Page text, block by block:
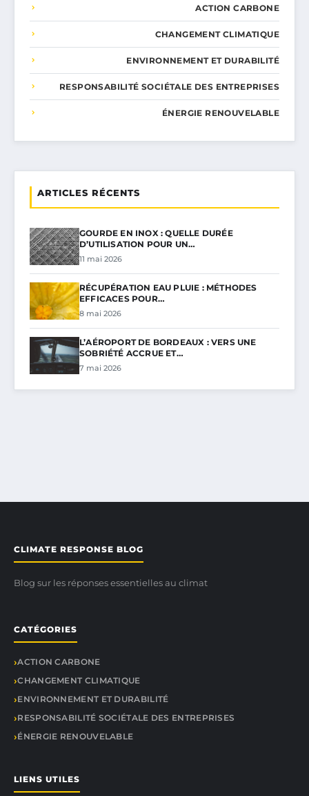
ACTION CARBONE
CHANGEMENT CLIMATIQUE
ENVIRONNEMENT ET DURABILITÉ
RESPONSABILITÉ SOCIÉTALE DES ENTREPRISES
ÉNERGIE RENOUVELABLE
ARTICLES RÉCENTS
GOURDE EN INOX : QUELLE DURÉE
D’UTILISATION POUR UN…
11 mai 2026
RÉCUPÉRATION EAU PLUIE : MÉTHODES
EFFICACES POUR…
8 mai 2026
L’AÉROPORT DE BORDEAUX : VERS UNE
SOBRIÉTÉ ACCRUE ET…
7 mai 2026
CLIMATE RESPONSE BLOG
Blog sur les réponses essentielles au climat
CATÉGORIES
ACTION CARBONE
CHANGEMENT CLIMATIQUE
ENVIRONNEMENT ET DURABILITÉ
RESPONSABILITÉ SOCIÉTALE DES ENTREPRISES
ÉNERGIE RENOUVELABLE
LIENS UTILES